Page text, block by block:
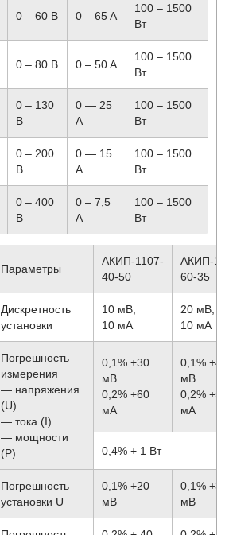
0 – 60 В 0 – 65 A
100 – 1500
Вт
0 – 80 В 0 – 50 A
100 – 1500
Вт
0 – 130
В
0 — 25
A
100 – 1500
Вт
0 – 200
В
0 — 15
A
100 – 1500
Вт
0 – 400
В
0 – 7,5
A
100 – 1500
Вт
Параметры
АКИП-1107-
40-50
АКИП-
60-35
Дискретность
установки
10 мВ,
10 мА
20 мВ,
10 мА
Погрешность
измерения
— напряжения
(U)
— тока (I)
— мощности
(P)
0,1% +30
мВ
0,2% +60
мА
0,1% +40
мВ
0,2% +50
мА
0,4% + 1 Вт
Погрешность
установки U
0,1% +20
мВ
0,1% +30
мВ